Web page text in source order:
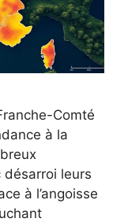
Comté
à la
leurs
à l’angoisse